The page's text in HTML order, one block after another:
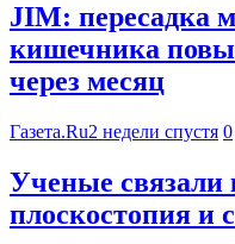
JIM: пересадка
кишечника
через месяц
Газета.Ru2 недели спустя 0
Ученые связали
плоскостопия и